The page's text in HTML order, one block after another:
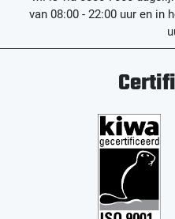
van 08:00 - 22:00 uur en in